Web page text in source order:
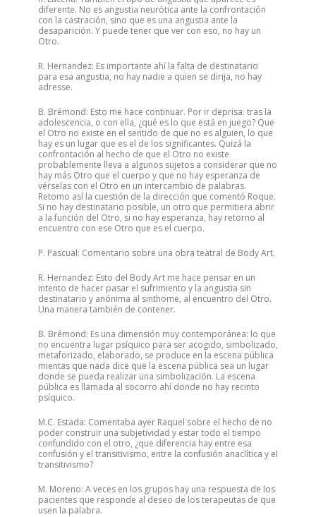
diferente. No es angustia neurótica ante la confrontación
con la castración, sino que es una angustia ante la
desaparición. Y puede tener que ver con eso, no hay un
Otro.
R. Hernandez: Es importante ahí la falta de destinatario
para esa angustia, no hay nadie a quien se dirija, no hay
adresse.
B. Brémond: Esto me hace continuar. Por ir deprisa: tras la
adolescencia, o con ella, ¿qué es lo que está en juego? Que
el Otro no existe en el sentido de que no es alguien, lo que
hay es un lugar que es el de los significantes. Quizá la
confrontación al hecho de que el Otro no existe
probablemente lleva a algunos sujetos a considerar que no
hay más Otro que el cuerpo y que no hay esperanza de
vérselas con el Otro en un intercambio de palabras.
Retomo así la cuestión de la dirección que comentó Roque.
Si no hay destinatario posible, un otro que permitiera abrir
a la función del Otro, si no hay esperanza, hay retorno al
encuentro con ese Otro que es el cuerpo.
P. Pascual: Comentario sobre una obra teatral de Body Art.
R. Hernandez: Esto del Body Art me hace pensar en un
intento de hacer pasar el sufrimiento y la angustia sin
destinatario y anónima al sinthome, al encuentro del Otro.
Una manera también de contener.
B. Brémond: Es una dimensión muy contemporánea: lo que
no encuentra lugar psíquico para ser acogido, simbolizado,
metaforizado, elaborado, se produce en la escena pública
mientas que nada dice que la escena pública sea un lugar
donde se pueda realizar una simbolización. La escena
pública es llamada al socorro ahí donde no hay recinto
psíquico.
M.C. Estada: Comentaba ayer Raquel sobre el hecho de no
poder construir una subjetividad y estar todo el tiempo
confundido con el otro, ¿que diferencia hay entre esa
confusión y el transitivismo, entre la confusión anaclítica y el
transitivismo?
M. Moreno: A veces en los grupos hay una respuesta de los
pacientes que responde al deseo de los terapeutas de que
usen la palabra.